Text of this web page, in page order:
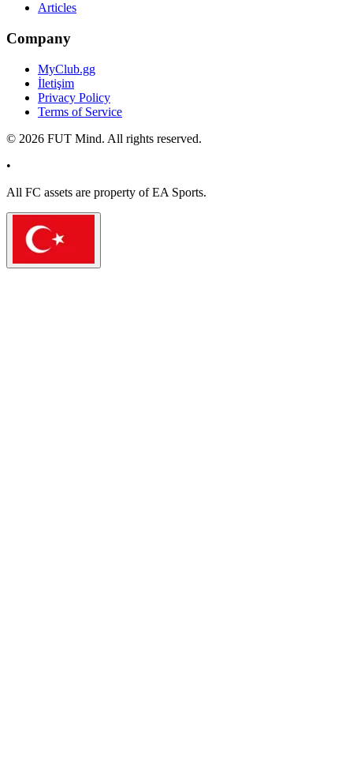
Articles
Company
MyClub.gg
İletişim
Privacy Policy
Terms of Service
© 2026 FUT Mind. All rights reserved.
•
All FC assets are property of EA Sports.